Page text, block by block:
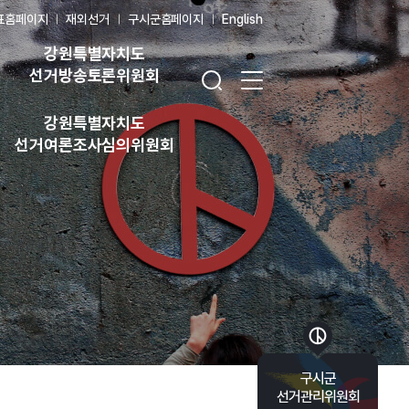
홈페이지 재외선거 구시군홈페이지 English
강원특별자치도
선거방송토론위원회
강원특별자치도
선거여론조사심의위원회
구시군
선거관리위원회
바로가기 목록 열기